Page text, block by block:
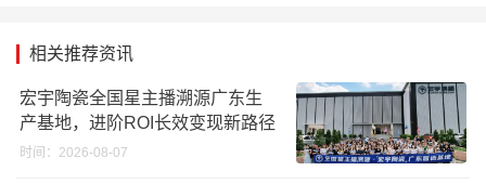
相关推荐资讯
宏宇陶瓷全国星主播溯源广东生
产基地，进阶ROI长效变现新路径
时间：2026-08-07